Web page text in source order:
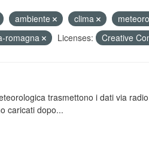
ambiente clima
romagna Licenses: Creative
trasmettono i dati via
caricati dopo...